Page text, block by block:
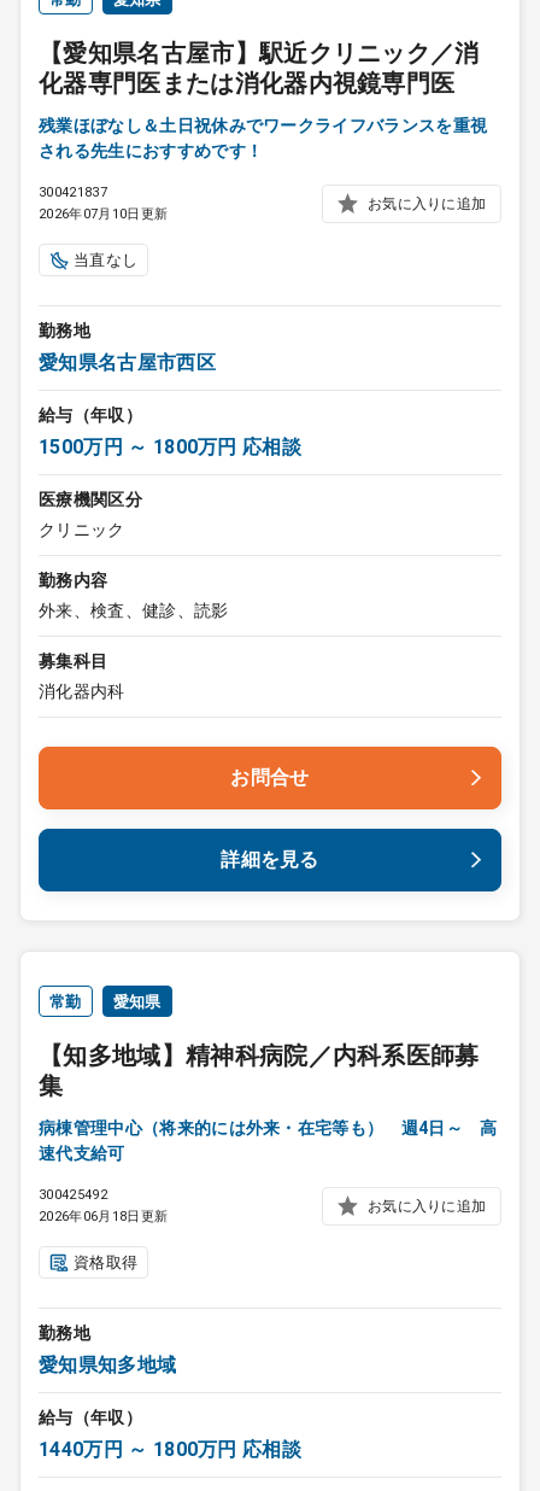
【愛知県名古屋市】駅近クリニック／消
化器専門医または消化器内視鏡専門医
残業ほぼなし＆土日祝休みでワークライフバランスを重視
される先生におすすめです！
300421837
2026年07月10日更新
お気に入りに追加
当直なし
勤務地
愛知県名古屋市西区
給与（年収）
1500万円 ～ 1800万円 応相談
医療機関区分
クリニック
勤務内容
外来、検査、健診、読影
募集科目
消化器内科
お問合せ
詳細を見る
常勤 愛知県
【知多地域】精神科病院／内科系医師募
集
病棟管理中心（将来的には外来・在宅等も） 週4日～ 高
速代支給可
300425492
2026年06月18日更新
お気に入りに追加
資格取得
勤務地
愛知県知多地域
給与（年収）
1440万円 ～ 1800万円 応相談